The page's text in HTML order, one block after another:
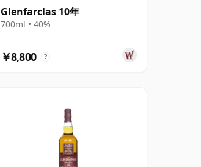
Glenfarclas 10年
700ml • 40%
￥8,800 ?